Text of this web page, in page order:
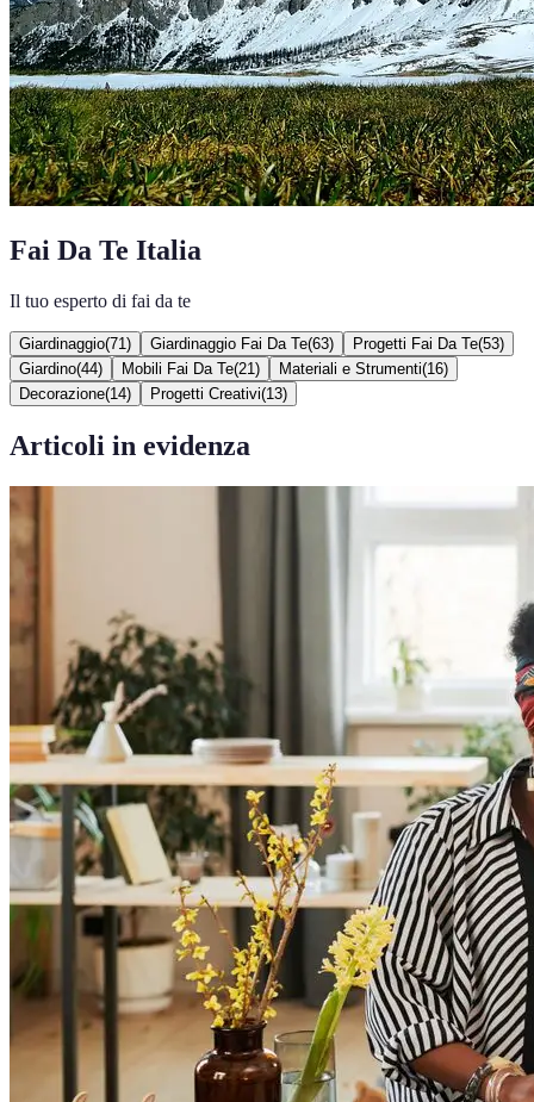
Fai Da Te Italia
Il tuo esperto di fai da te
Giardinaggio(71 ) Giardinaggio Fai Da Te(63) Progetti Fai Da Te(53)
Giardino(44) Mobili Fai Da Te(21 ) Materiali e Strumenti(16)
Decorazione(14) Progetti Creativi(13)
Articoli in evidenza